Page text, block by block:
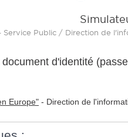
Public / Direction de
d'identité
Europe" - Direction de